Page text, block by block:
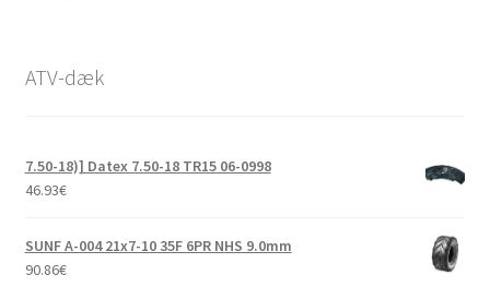
ATV-dæk
7.50-18)] Datex 7.50-18 TR15 06-0998
46.93€
SUNF A-004 21x7-10 35F 6PR NHS 9.0mm
90.86€